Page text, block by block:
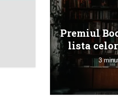
Premiul
lista celor
3